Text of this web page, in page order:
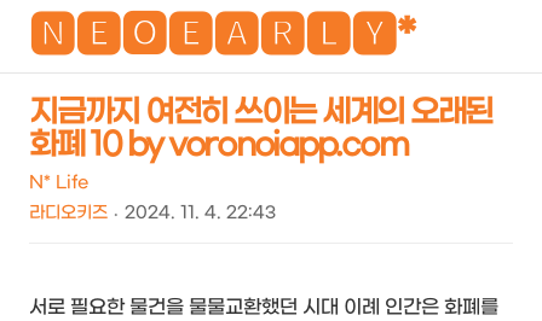
🅽🅴🅾🅴🅰🆁🅻🆈*
지금까지 여전히 쓰이는 세계의 오래된
화폐 10 by voronoiapp.com
N* Life
라디오키즈
2024. 11. 4. 22:43
서로 필요한 물건을 물물교환했던 시대 이례 인간은 화폐를